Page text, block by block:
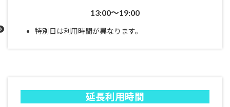
13:00～19:00
特別日は利用時間が異なります。
延長利用時間